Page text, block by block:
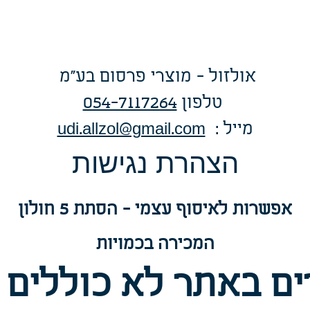
אולזול - מוצרי פרסום בע"מ
טלפון054-7117264
udi.allzol@gmail.com
: מייל
הצהרת נגישות
אפשרות לאיסוף עצמי - הסתת 5 חולון
המכירה בכמויות
באתר לא